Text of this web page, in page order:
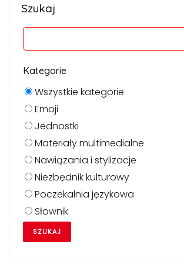
Szukaj
Kategorie
Wszystkie kategorie
Emoji
Jednostki
Materiały multimedialne
Nawiązania i stylizacje
Niezbędnik kulturowy
Poczekalnia językowa
Słownik